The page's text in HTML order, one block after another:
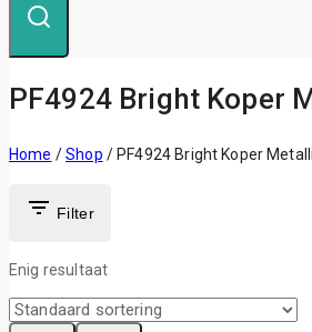
PF4924 Bright Koper
Home /Shop / PF4924 Bright Koper
Filter
Enig resultaat